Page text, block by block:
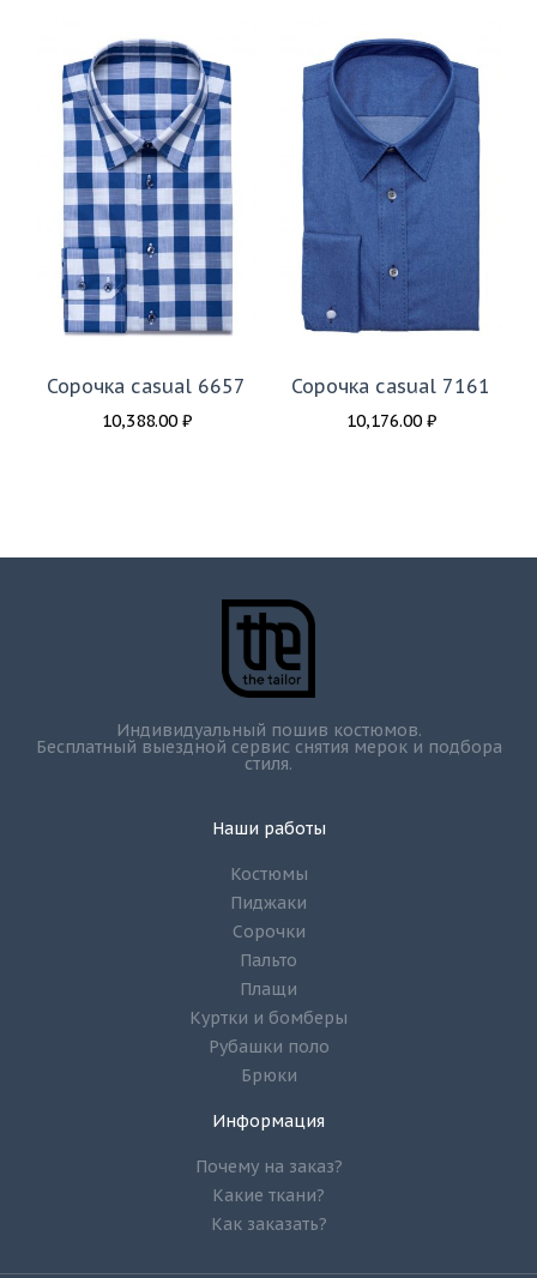
Сорочка casual 6657
10,388.00 ₽
Сорочка casual 7161
10,176.00 ₽
Индивидуальный пошив костюмов.
Бесплатный выездной сервис снятия мерок и подбора
стиля.
Наши работы
Костюмы
Пиджаки
Сорочки
Пальто
Плащи
Куртки и бомберы
Рубашки поло
Брюки
Информация
Почему на заказ?
Какие ткани?
Как заказать?